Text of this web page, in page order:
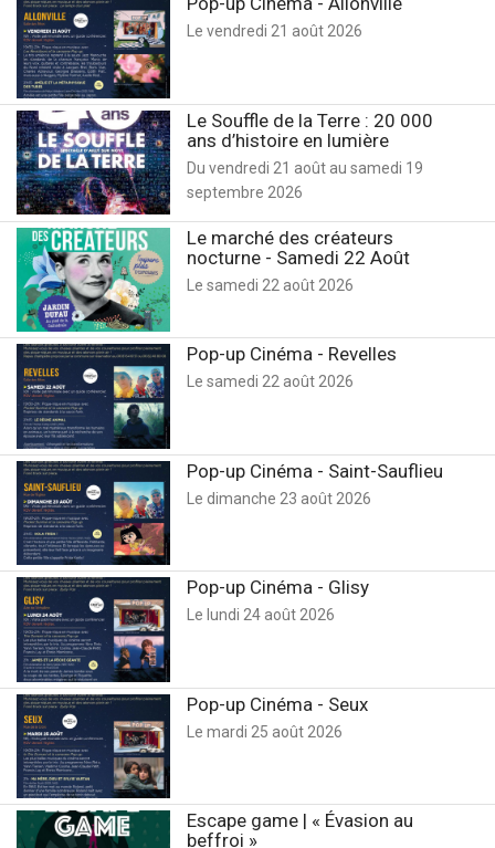
Le vendredi 21 août 2026
Le Souffle de la Terre : 20 000
ans d’histoire en lumière
Du vendredi 21 août au samedi 19
septembre 2026
Le marché des créateurs
nocturne - Samedi 22 Août
Le samedi 22 août 2026
Pop-up Cinéma - Revelles
Le samedi 22 août 2026
Pop-up Cinéma - Saint-Sauflieu
Le dimanche 23 août 2026
Pop-up Cinéma - Glisy
Le lundi 24 août 2026
Pop-up Cinéma - Seux
Le mardi 25 août 2026
Escape game | « Évasion au
beffroi »